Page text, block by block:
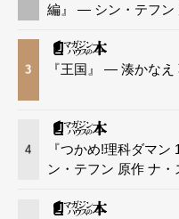
編』 — シン・テフン
3 『王国』 — 湊かなえ
4
『つかめ!理科ダマ
ン・テフン 原作 ナ